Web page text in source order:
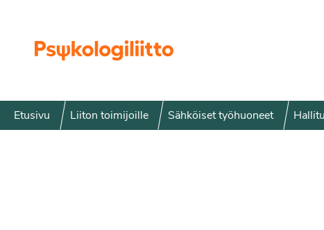
Etusivu Liiton toimijoille Sähköiset työhuoneet